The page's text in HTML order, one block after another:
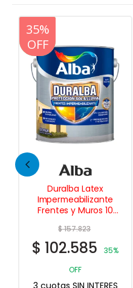
20%
OFF
Fijador Sellador al
Agua Alta
Performance 10 Lts.
$80.484
$ 64.387
20%
OFF
3 cuotas SIN INTERES